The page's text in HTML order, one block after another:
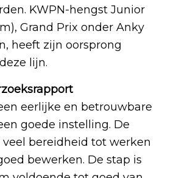
KWPN-hengst Junior
Grand Prix onder Anky
heeft zijn oorsprong
lijn.
eerlijke en betrouwbare
goede instelling. De
veel bereidheid tot werken
bewerken. De stap is